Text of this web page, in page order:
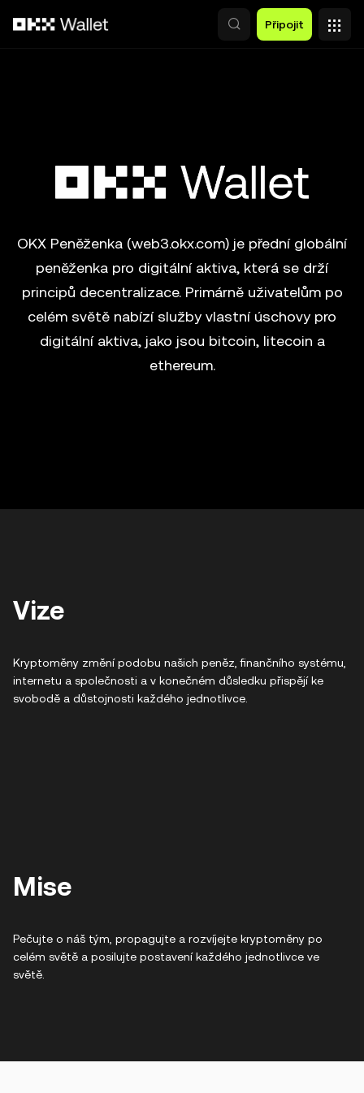
Připojit
OKX Peněženka (web3.okx.com) je přední globální
peněženka pro digitální aktiva, která se drží
principů decentralizace. Primárně uživatelům po
celém světě nabízí služby vlastní úschovy pro
digitální aktiva, jako jsou bitcoin, litecoin a
ethereum.
Vize
Kryptoměny změní podobu našich peněz, finančního systému,
internetu a společnosti a v konečném důsledku přispějí ke
svobodě a důstojnosti každého jednotlivce.
Mise
Pečujte o náš tým, propagujte a rozvíjejte kryptoměny po
celém světě a posilujte postavení každého jednotlivce ve
světě.